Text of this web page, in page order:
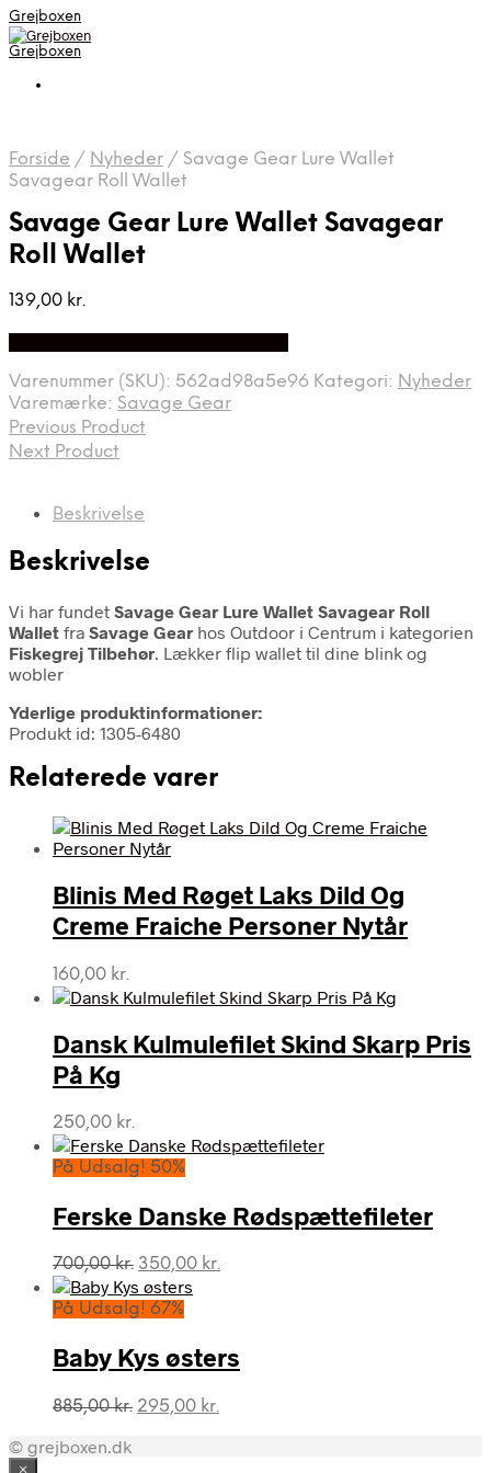
Grejboxen
Grejboxen
Forside / Nyheder / Savage Gear Lure Wallet
Savagear Roll Wallet
Savage Gear Lure Wallet Savagear
Roll Wallet
139,00 kr.
Varenummer (SKU): 562ad98a5e96 Kategori: Nyheder
Varemærke: Savage Gear
Previous Product
Next Product
Beskrivelse
Beskrivelse
Vi har fundet Savage Gear Lure Wallet Savagear Roll
Wallet fra Savage Gear hos Outdoor i Centrum i kategorien
Fiskegrej Tilbehør. Lækker flip wallet til dine blink og
wobler
Yderlige produktinformationer:
Produkt id: 1305-6480
Relaterede varer
Blinis Med Røget Laks Dild Og
Creme Fraiche Personer Nytår
160,00 kr.
Dansk Kulmulefilet Skind Skarp Pris
På Kg
250,00 kr.
På Udsalg! 50%
Ferske Danske Rødspættefileter
700,00kr. Den
oprindelige
pris
700,00 kr..
350,00 kr.
På Udsalg! 67%
Baby Kys østers
885,00kr. Den
295,00 kr.
© grejboxen.dk
×